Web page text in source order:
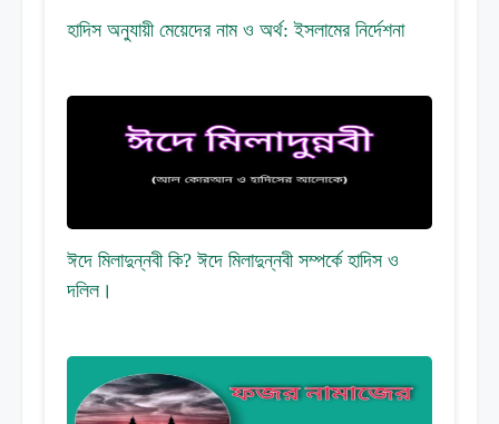
হাদিস অনুযায়ী মেয়েদের নাম ও অর্থ: ইসলামের নির্দেশনা
ঈদে মিলাদুন্নবী কি? ঈদে মিলাদুন্নবী সম্পর্কে হাদিস ও
দলিল।